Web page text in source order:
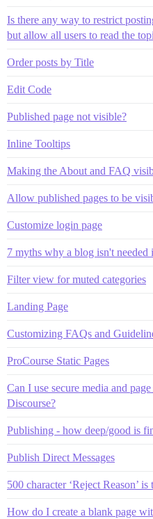
Is there any way to restrict
but allow all users to read the
Order posts by Title
Edit Code
Published page not visible?
Inline Tooltips
Making the About and FAQ
Allow published pages to be
Customize login page
7 myths why a blog isn't needed
Filter view for muted categories
Landing Page
Customizing FAQs and
ProCourse Static Pages
Can I use secure media and
Discourse?
Publishing - how deep/good is
Publish Direct Messages
500 character ‘Reject Reason’
How do I create a blank page